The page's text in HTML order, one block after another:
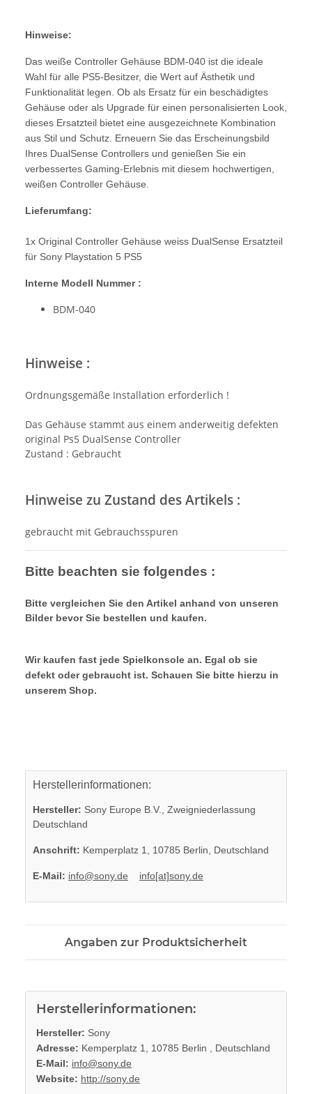
Hinweise:
Das weiße Controller Gehäuse BDM-040 ist die ideale
Wahl für alle PS5-Besitzer, die Wert auf Ästhetik und
Funktionalität legen. Ob als Ersatz für ein beschädigtes
Gehäuse oder als Upgrade für einen personalisierten Look,
dieses Ersatzteil bietet eine ausgezeichnete Kombination
aus Stil und Schutz. Erneuern Sie das Erscheinungsbild
Ihres DualSense Controllers und genießen Sie ein
verbessertes Gaming-Erlebnis mit diesem hochwertigen,
weißen Controller Gehäuse.
Lieferumfang:
1x Original Controller Gehäuse weiss DualSense Ersatzteil
für Sony Playstation 5 PS5
Interne Modell Nummer :
BDM-040
Hinweise :
Ordnungsgemäße Installation erforderlich !
Das Gehäuse stammt aus einem anderweitig defekten
original Ps5 DualSense Controller
Zustand : Gebraucht
Hinweise zu Zustand des Artikels :
gebraucht mit Gebrauchsspuren
Bitte beachten sie folgendes :
Bitte vergleichen Sie den Artikel anhand von unseren
Bilder bevor Sie bestellen und kaufen.
Wir kaufen fast jede Spielkonsole an. Egal ob sie
defekt oder gebraucht ist. Schauen Sie bitte hierzu in
unserem Shop.
Herstellerinformationen:
Hersteller: Sony Europe B.V., Zweigniederlassung
Deutschland
Anschrift: Kemperplatz 1, 10785 Berlin, Deutschland
E-Mail: info@sony.de info[at]sony.de
Angaben zur Produktsicherheit
Herstellerinformationen:
Hersteller: Sony
Adresse: Kemperplatz 1, 10785 Berlin , Deutschland
E-Mail: info@sony.de
Website: http://sony.de